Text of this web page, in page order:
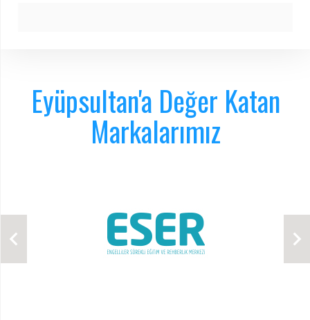
Eyüpsultan'a Değer Katan
Markalarımız